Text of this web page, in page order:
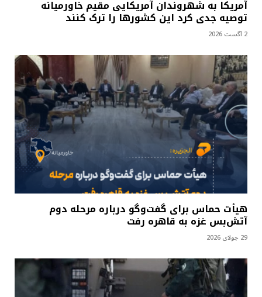
آمریکا به شهروندان آمریکایی مقیم خاورمیانه
توصیه جدی کرد این کشورها را ترک کنند
2 آگست 2026
هیأت حماس برای گفت‌وگو درباره مرحله دوم
آتش‌بس غزه به قاهره رفت
29 جولای 2026